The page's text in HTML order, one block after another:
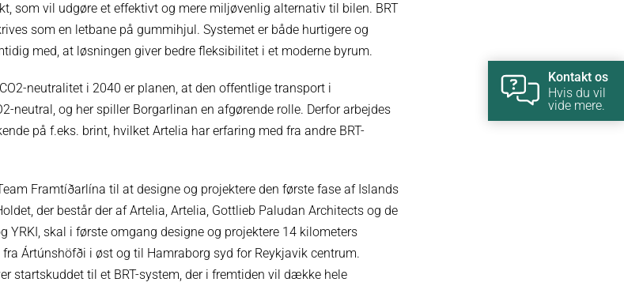
som vil udgøre et effektivt og mere miljøvenlig alternativ til bilen. BRT
som en letbane på gummihjul. Systemet er både hurtigere og
med, at løsningen giver bedre fleksibilitet i et moderne byrum.
neutralitet i 2040 er planen, at den offentlige transport i
neutral, og her spiller Borgarlinan en afgørende rolle. Derfor arbejdes
på f.eks. brint, hvilket Artelia har erfaring med fra andre BRT-
Framtíðarlína til at designe og projektere den første fase af Islands
der består der af Artelia, Artelia, Gottlieb Paludan Architects og de
YRKI, skal i første omgang designe og projektere 14 kilometers
Ártúnshöfði i øst og til Hamraborg syd for Reykjavik centrum.
startskuddet til et BRT-system, der i fremtiden vil dække hele
Kontakt os
Hvis du vil
vide mere.